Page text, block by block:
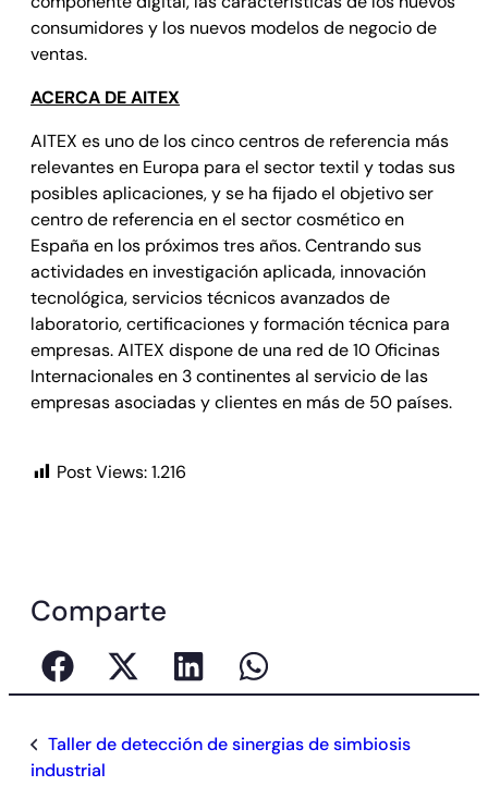
consumidores y los nuevos modelos de negocio de
ventas.
ACERCA DE AITEX
AITEX es uno de los cinco centros de referencia más
relevantes en Europa para el sector textil y todas sus
posibles aplicaciones, y se ha fijado el objetivo ser
centro de referencia en el sector cosmético en
España en los próximos tres años. Centrando sus
actividades en investigación aplicada, innovación
tecnológica, servicios técnicos avanzados de
laboratorio, certificaciones y formación técnica para
empresas. AITEX dispone de una red de 10 Oficinas
Internacionales en 3 continentes al servicio de las
empresas asociadas y clientes en más de 50 países.
Post Views:1.216
Comparte
Taller de detección de sinergias de simbiosis
industrial